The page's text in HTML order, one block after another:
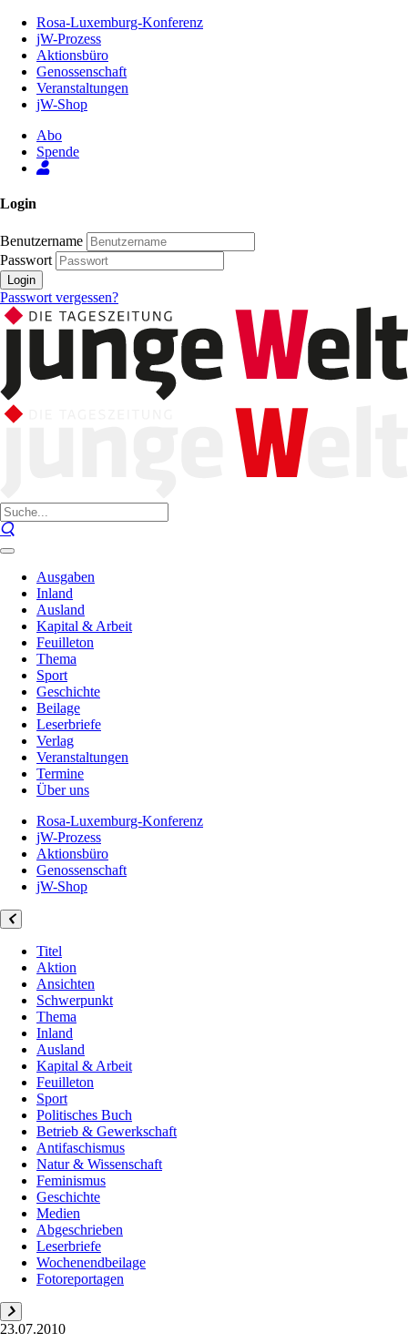
Inhalt
Seite
Rosa-Luxemburg-Konferenz
jW-Prozess
Aktionsbüro
Genossenschaft
Veranstaltungen
jW-Shop
Abo
Spende
Login
Benutzername
Passwort
Login
Passwort vergessen?
Ausgaben
Inland
Ausland
Kapital & Arbeit
Feuilleton
Thema
Sport
Geschichte
Beilage
Leserbriefe
Verlag
Veranstaltungen
Termine
Über uns
Rosa-Luxemburg-Konferenz
jW-Prozess
Aktionsbüro
Genossenschaft
jW-Shop
Titel
Aktion
Ansichten
Schwerpunkt
Thema
Inland
Ausland
Kapital & Arbeit
Feuilleton
Sport
Politisches Buch
Betrieb & Gewerkschaft
Antifaschismus
Natur & Wissenschaft
Feminismus
Geschichte
Medien
Abgeschrieben
Leserbriefe
Wochenendbeilage
Fotoreportagen
23.07.2010